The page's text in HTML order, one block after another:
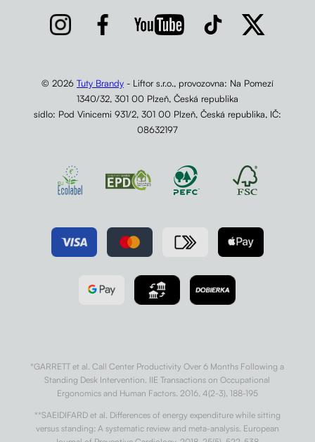
© 2026 Tuty Brandy- Liftor s.r.o., provozovna: Na Pomezí
1340/32, 301 00 Plzeň, Česká republika
sídlo: Pod Vinicemi 931/2, 301 00 Plzeň, Česká republika, IČ:
08632197
*GARRETT et al. Call Center Productivity Over 6 Months Following a
Standing Desk Intervention. IIE Transactions on Occupational
Ergonomics and Human Factors. 2016, 4(2-3), 188-195
**SAEIDIFARD et al. Differences of energy expenditure while sitting
versus standing: A systematic review and meta-analysis. European